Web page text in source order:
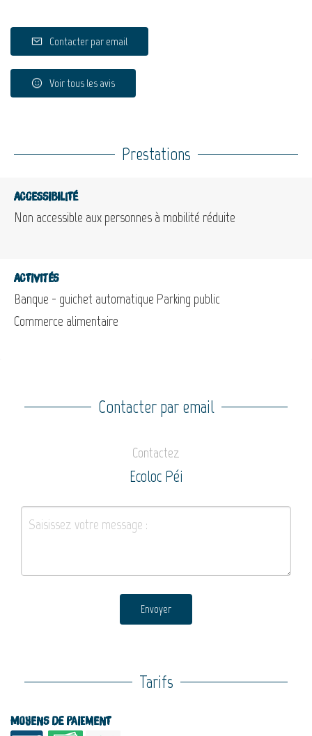
Contacter par email
Voir tous les avis
Prestations
Accessibilité
Non accessible aux personnes à mobilité réduite
Activités
Banque - guichet automatique
Commerce alimentaire
Parking public
Contacter par email
Contactez
Ecoloc Péi
Envoyer
Tarifs
Moyens de paiement